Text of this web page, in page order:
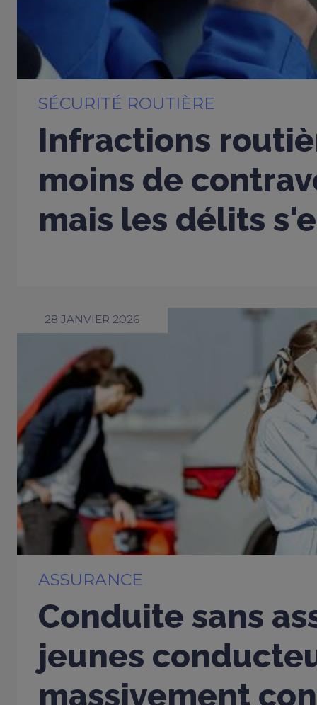
SÉCURITÉ ROUTIÈRE
Infractions
moins de
mais les délits
28 JANVIER 2026
ASSURANCE
Conduite sans
jeunes
massivement